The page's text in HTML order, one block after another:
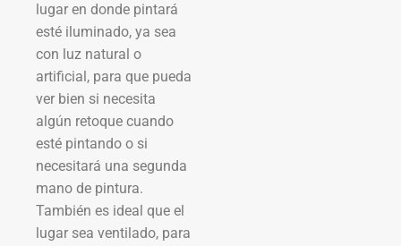
lugar en donde pintará
esté iluminado, ya sea
con luz natural o
artificial, para que pueda
ver bien si necesita
algún retoque cuando
esté pintando o si
necesitará una segunda
mano de pintura.
También es ideal que el
lugar sea ventilado, para